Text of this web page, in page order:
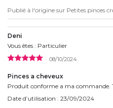
Publié à l'origine sur Petites pinces
Deni
Vous êtes : Particulier
08/10/2024
Pinces a cheveux
Produit conforme a ma commande.
Date d’utilisation : 23/09/2024